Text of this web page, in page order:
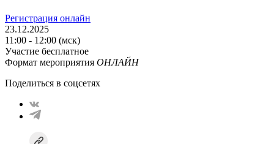
Регистрация онлайн
23.12.2025
11:00 - 12:00 (мск)
Участие бесплатное
Формат мероприятия ОНЛАЙН
Поделиться в соцсетях